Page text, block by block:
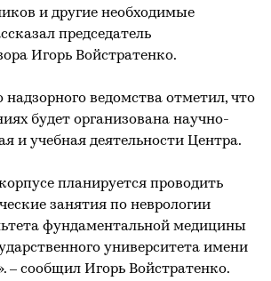
и другие необходимые
председатель
Игорь Войстратенко.
надзорного ведомства отметил, что
будет организована научно-
и учебная деятельности Центра.
планируется проводить
занятия по неврологии
фундаментальной медицины
университета имени
– сообщил Игорь Войстратенко.